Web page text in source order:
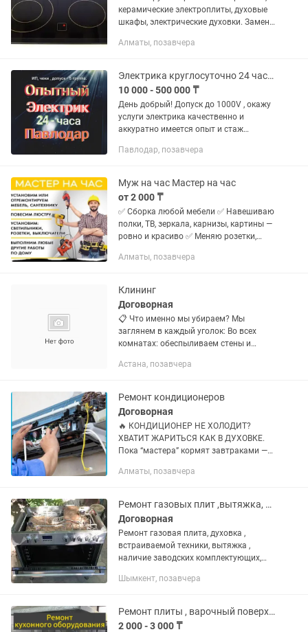
керамические электроплиты, духовые
шкафы, электрические духовки. Замена
мастера на дом бесплатно. Гарантия,
Алматы, позавчера
Электрика круглосуточно 24 часа. Аварийный вызов. Электромонтаж под ключ.
10 000 - 500 000 ₸
День добрый! Допуск до 1000V , окажу
услуги электрика качественно и
аккуратно имеется опыт и стаж
и частным домам по выявлению и
Павлодар, позавчера
Муж на час Мастер на час
от 2 000 ₸
✅ Сборка любой мебели ✅ Навешиваю
полки, ТВ, зеркала, карнизы, картины —
ровно и красиво ✅ Меняю розетки,
✅ Чиню сантехнику (кран течет, сифон
Алматы, позавчера
Клининг
Договорная
📋 Что именно мы убираем? Мы
заглянем в каждый уголок: Во всех
комнатах: обеспыливаем стены и
выключатели и розетки, протираем
они...
Астана, позавчера
Ремонт кондиционеров
Договорная
🔥 КОНДИЦИОНЕР НЕ ХОЛОДИТ?
ХВАТИТ ЖАРИТЬСЯ КАК В ДУХОВКЕ.
Пока “мастера” кормят завтраками —
чистка, диагностика — быстро и без
Алматы, позавчера
Ремонт газовых плит ,вытяжка, духовка , оригинальные запчастей
Договорная
Ремонт газовая плита, духовка ,
встраиваемой техники, вытяжка ,
наличие заводских комплектующих,
вытяжка и духовой шкаф
Шымкент, позавчера
Ремонт плиты , варочный поверхность , духовка . Кухонного оборудования
2 000 - 3 000 ₸